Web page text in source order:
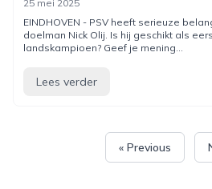
25 mei 2025
EINDHOVEN - PSV heeft serieuze
doelman Nick Olij. Is hij geschikt als
landskampioen? Geef je mening...
Lees verder
« Previous